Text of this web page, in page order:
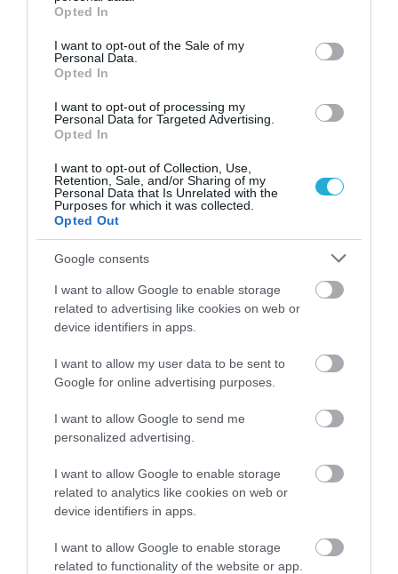
use your data for below specified purposes in below Google
consent section.
Opted In
I want to opt-out of the Sale of my
Personal Data.
Opted In
I want to opt-out of processing my
Personal Data for Targeted Advertising.
Opted In
I want to opt-out of Collection, Use,
Retention, Sale, and/or Sharing of my
Personal Data that Is Unrelated with the
Purposes for which it was collected.
Opted Out
Google consents
I want to allow Google to enable storage
related to advertising like cookies on web or
device identifiers in apps.
I want to allow my user data to be sent to
Google for online advertising purposes.
I want to allow Google to send me
personalized advertising.
I want to allow Google to enable storage
related to analytics like cookies on web or
device identifiers in apps.
I want to allow Google to enable storage
related to functionality of the website or app.
ΡΟΗ ΕΙΔΗΣΕΩΝ
Αλεξάνδρα Παναγιώταρου: Η «καυτή»
μαγνήτισε τα βλέμματα στη Μύκονο [pics]
ΙΩΑΝΝΑ ΚΑΡΑ
08.08.2026 | 14:12
Στέφανος Τσιτσιπάς: Με την «κουκλάρα»
σύντροφό του στην Ελβετία–Η τρυφερή
ΙΩΑΝΝΑ ΚΑΡΑ
08.08.2026 | 10:27
λαγοκέφαλο και έστειλε μήνυμα που θα
συζητηθεί! [pic]
Δεν πίστευαν στα μάτια τους: Η Μαρία
του καλοκαιριού! [pics]
ΙΩΑΝΝΑ ΚΑΡΑ
07.08.2026 | 22:40